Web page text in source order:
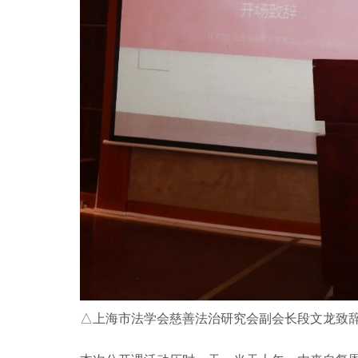
△上海市法学会慈善法治研究会副会长段文龙致